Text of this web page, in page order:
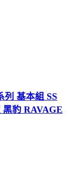
列 基本組 SS
黑豹 RAVAGE